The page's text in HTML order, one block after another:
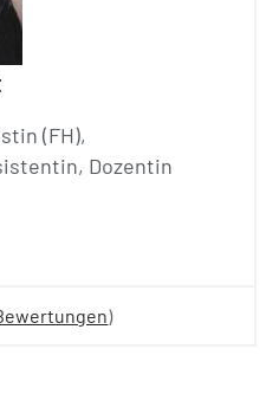
(FH),
Dozentin
)